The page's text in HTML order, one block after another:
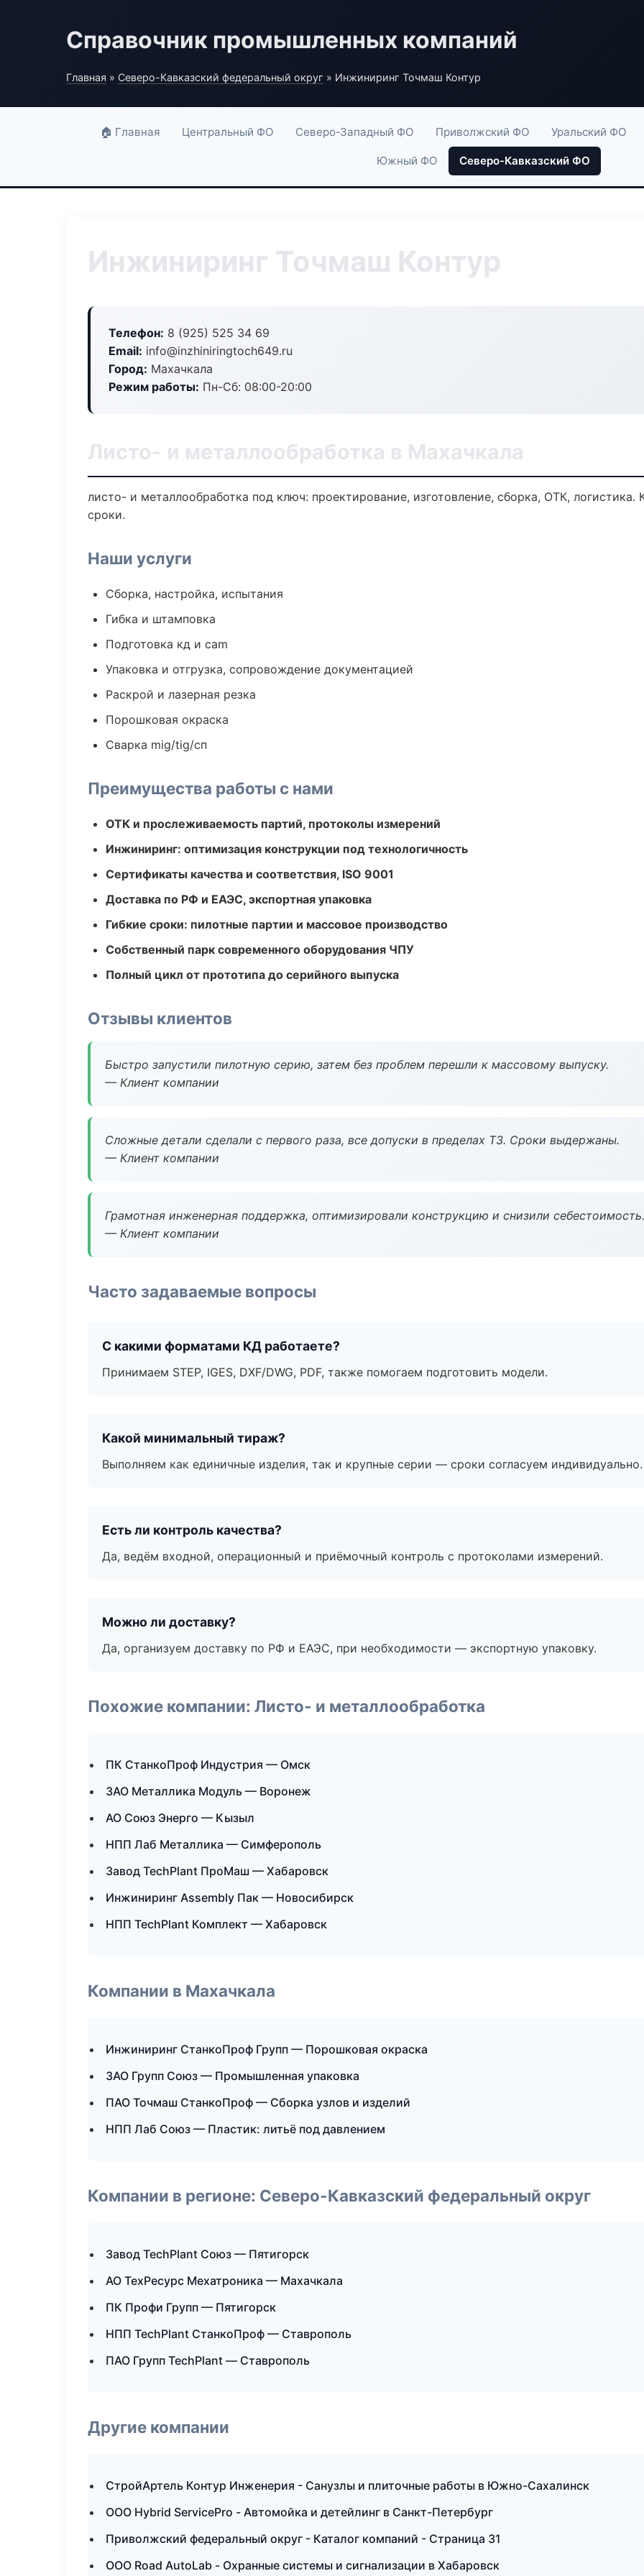
Справочник промышленных компаний
Главная » Северо-Кавказский федеральный округ » Инжиниринг Точмаш Контур
🏠 Главная Центральный ФО Северо-Западный ФО Приволжский ФО Уральский ФО
Южный ФО Северо-Кавказский ФО
Инжиниринг Точмаш Контур
Телефон: 8 (925) 525 34 69
Email: info@inzhiniringtoch649.ru
Город: Махачкала
Режим работы: Пн-Сб: 08:00-20:00
Листо- и металлообработка в Махачкала
листо- и металлообработка под ключ: проектирование, изготовление, сборка, ОТК,
сроки.
Наши услуги
Сборка, настройка, испытания
Гибка и штамповка
Подготовка кд и cam
Упаковка и отгрузка, сопровождение документацией
Раскрой и лазерная резка
Порошковая окраска
Сварка mig/tig/сп
Преимущества работы с нами
ОТК и прослеживаемость партий, протоколы измерений
Инжиниринг: оптимизация конструкции под технологичность
Сертификаты качества и соответствия, ISO 9001
Доставка по РФ и ЕАЭС, экспортная упаковка
Гибкие сроки: пилотные партии и массовое производство
Собственный парк современного оборудования ЧПУ
Полный цикл от прототипа до серийного выпуска
Отзывы клиентов
Быстро запустили пилотную серию, затем без проблем перешли к массовому выпуску.
— Клиент компании
Сложные детали сделали с первого раза, все допуски в пределах ТЗ. Сроки выдержаны.
— Клиент компании
Грамотная инженерная поддержка, оптимизировали конструкцию и снизили себестоимость.
— Клиент компании
Часто задаваемые вопросы
С какими форматами КД работаете?
Принимаем STEP, IGES, DXF/DWG, PDF, также помогаем подготовить модели.
Какой минимальный тираж?
Выполняем как единичные изделия, так и крупные серии — сроки согласуем индивидуально.
Есть ли контроль качества?
Да, ведём входной, операционный и приёмочный контроль с протоколами измерений.
Можно ли доставку?
Да, организуем доставку по РФ и ЕАЭС, при необходимости — экспортную упаковку.
Похожие компании: Листо- и металлообработка
ПК СтанкоПроф Индустрия — Омск
ЗАО Металлика Модуль — Воронеж
АО Союз Энерго — Кызыл
НПП Лаб Металлика — Симферополь
Завод TechPlant ПроМаш — Хабаровск
Инжиниринг Assembly Пак — Новосибирск
НПП TechPlant Комплект — Хабаровск
Компании в Махачкала
Инжиниринг СтанкоПроф Групп — Порошковая окраска
ЗАО Групп Союз — Промышленная упаковка
ПАО Точмаш СтанкоПроф — Сборка узлов и изделий
НПП Лаб Союз — Пластик: литьё под давлением
Компании в регионе: Северо-Кавказский федеральный округ
Завод TechPlant Союз — Пятигорск
АО ТехРесурс Мехатроника — Махачкала
ПК Профи Групп — Пятигорск
НПП TechPlant СтанкоПроф — Ставрополь
ПАО Групп TechPlant — Ставрополь
Другие компании
СтройАртель Контур Инженерия - Санузлы и плиточные работы в Южно-Сахалинск
ООО Hybrid ServicePro - Автомойка и детейлинг в Санкт-Петербург
Приволжский федеральный округ - Каталог компаний - Страница 31
ООО Road AutoLab - Охранные системы и сигнализации в Хабаровск